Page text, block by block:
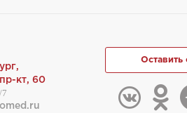
кт, 60
Оставить